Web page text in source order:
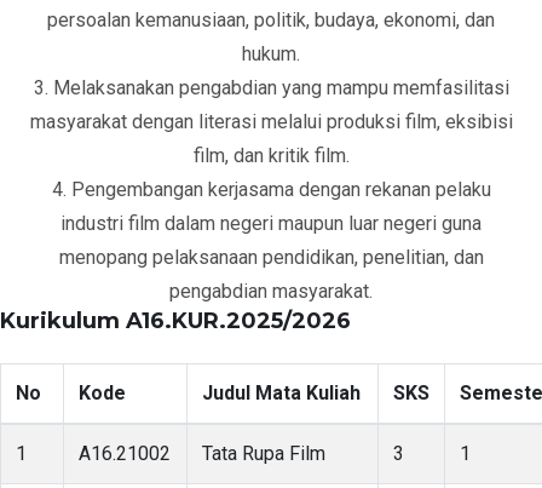
persoalan kemanusiaan, politik, budaya, ekonomi, dan
hukum.
3. Melaksanakan pengabdian yang mampu memfasilitasi
masyarakat dengan literasi melalui produksi film, eksibisi
film, dan kritik film.
4. Pengembangan kerjasama dengan rekanan pelaku
industri film dalam negeri maupun luar negeri guna
menopang pelaksanaan pendidikan, penelitian, dan
pengabdian masyarakat.
Kurikulum A16.KUR.2025/2026
No Kode Judul Mata Kuliah SKS
1 A16.21002 Tata Rupa Film 3 1